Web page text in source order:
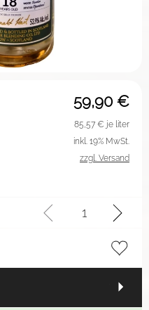
59,90 €
85,57 € je liter
inkl. 19% MwSt.
zzgl. Versand